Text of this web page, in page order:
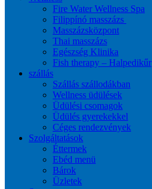
Fire Water Wellness Spa
Filippínó masszázs
Masszázsközpont
Thai masszázs
Egészség Klinika
Fish therapy – Halpedikűr
szállás
Szállás szállodákban
Wellness üdülések
Üdülési csomagok
Üdülés gyerekekkel
Céges rendezvények
Szolgáltatások
Éttermek
Ebéd menü
Bárok
Üzletek